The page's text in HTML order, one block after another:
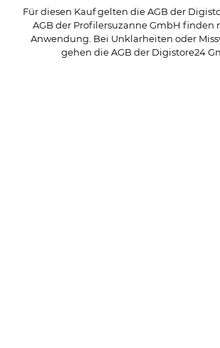
Für diesen Kauf gelten die AGB der
AGB der Profilersuzanne GmbH finden
Anwendung. Bei Unklarheiten oder
gehen die AGB der Digistore24